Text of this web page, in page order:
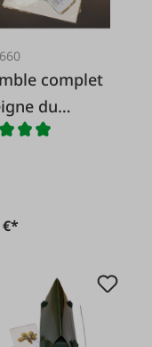
complet
du
(Grapholita
€*